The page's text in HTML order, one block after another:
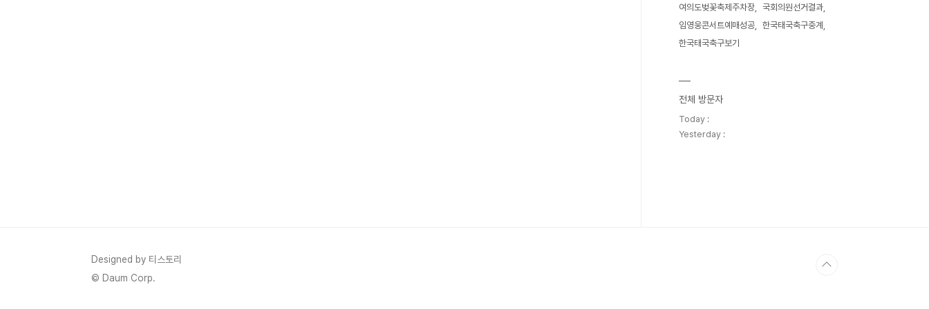
여의도벚꽃축제주차장
국회의원선거결과
임영웅콘서트예매성공
한국태국축구중계
한국태국축구보기
전체 방문자
Today :
Yesterday :
Designed by 티스토리
© Daum Corp.